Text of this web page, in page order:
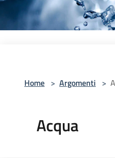
Home > Argomenti >
Acqua